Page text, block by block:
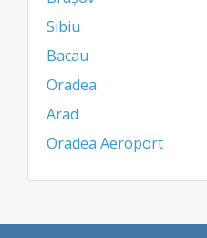
Sibiu
Bacau
Oradea
Arad
Oradea Aeroport